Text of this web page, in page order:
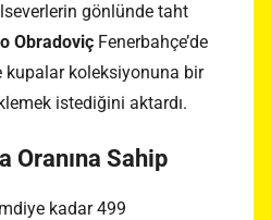
gönlünde taht
Obradoviç Fenerbahçe’de
koleksiyonuna bir
istediğini aktardı.
Oranına Sahip
kadar 499